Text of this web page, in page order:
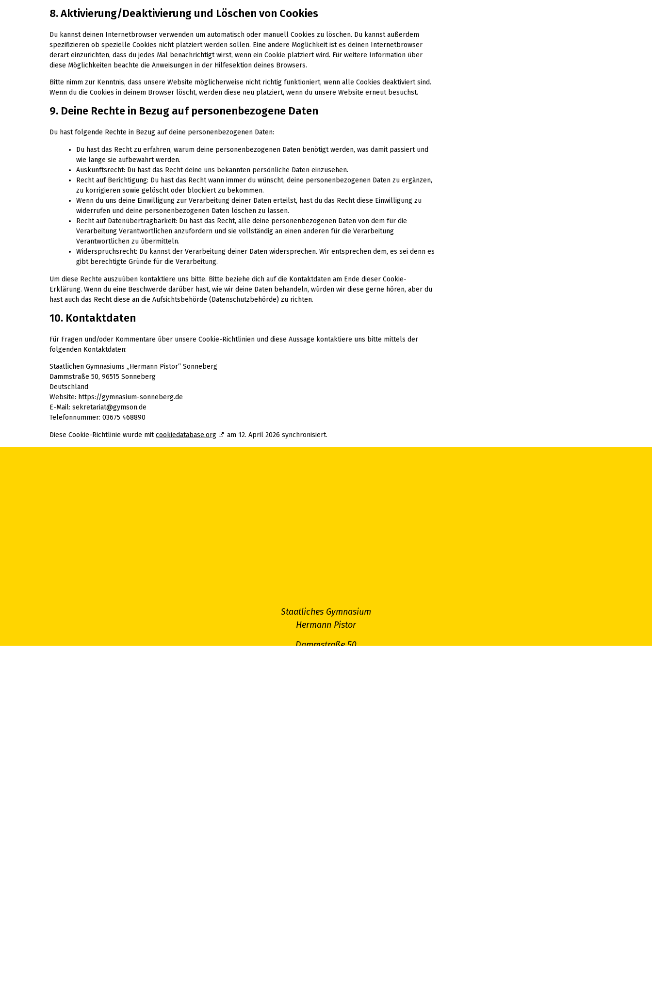
8. Aktivierung/Deaktivierung und Löschen von Cookies
Du kannst deinen Internetbrowser verwenden um automatisch oder manuell Cookies zu löschen. Du kannst außerdem
spezifizieren ob spezielle Cookies nicht platziert werden sollen. Eine andere Möglichkeit ist es deinen Internetbrowser
derart einzurichten, dass du jedes Mal benachrichtigt wirst, wenn ein Cookie platziert wird. Für weitere Information über
diese Möglichkeiten beachte die Anweisungen in der Hilfesektion deines Browsers.
Bitte nimm zur Kenntnis, dass unsere Website möglicherweise nicht richtig funktioniert, wenn alle Cookies deaktiviert sind.
Wenn du die Cookies in deinem Browser löscht, werden diese neu platziert, wenn du unsere Website erneut besuchst.
9. Deine Rechte in Bezug auf personenbezogene Daten
Du hast folgende Rechte in Bezug auf deine personenbezogenen Daten:
Du hast das Recht zu erfahren, warum deine personenbezogenen Daten benötigt werden, was damit passiert und
wie lange sie aufbewahrt werden.
Auskunftsrecht: Du hast das Recht deine uns bekannten persönliche Daten einzusehen.
Recht auf Berichtigung: Du hast das Recht wann immer du wünscht, deine personenbezogenen Daten zu ergänzen,
zu korrigieren sowie gelöscht oder blockiert zu bekommen.
Wenn du uns deine Einwilligung zur Verarbeitung deiner Daten erteilst, hast du das Recht diese Einwilligung zu
widerrufen und deine personenbezogenen Daten löschen zu lassen.
Recht auf Datenübertragbarkeit: Du hast das Recht, alle deine personenbezogenen Daten von dem für die
Verarbeitung Verantwortlichen anzufordern und sie vollständig an einen anderen für die Verarbeitung
Verantwortlichen zu übermitteln.
Widerspruchsrecht: Du kannst der Verarbeitung deiner Daten widersprechen. Wir entsprechen dem, es sei denn es
gibt berechtigte Gründe für die Verarbeitung.
Um diese Rechte auszuüben kontaktiere uns bitte. Bitte beziehe dich auf die Kontaktdaten am Ende dieser Cookie-
Erklärung. Wenn du eine Beschwerde darüber hast, wie wir deine Daten behandeln, würden wir diese gerne hören, aber du
hast auch das Recht diese an die Aufsichtsbehörde (Datenschutzbehörde) zu richten.
10. Kontaktdaten
Für Fragen und/oder Kommentare über unsere Cookie-Richtlinien und diese Aussage kontaktiere uns bitte mittels der
folgenden Kontaktdaten:
Staatlichen Gymnasiums „Hermann Pistor“ Sonneberg
Dammstraße 50, 96515 Sonneberg
Deutschland
Website: https://gymnasium-sonneberg.de
E-Mail: sekretariat@gymson.de
Telefonnummer: 03675 468890
Diese Cookie-Richtlinie wurde mitcookiedatabase.org am 12. April 2026 synchronisiert.
Staatliches Gymnasium
Hermann Pistor
Dammstraße 50